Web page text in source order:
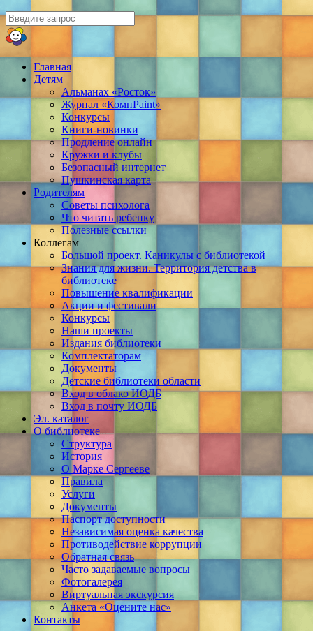
Главная
Детям
Альманах «Росток»
Журнал «КомпPaint»
Конкурсы
Книги-новинки
Продление онлайн
Кружки и клубы
Безопасный интернет
Пушкинская карта
Родителям
Советы психолога
Что читать ребенку
Полезные ссылки
Коллегам
Большой проект. Каникулы с библиотекой
Знания для жизни. Территория детства в
библиотеке
Повышение квалификации
Акции и фестивали
Конкурсы
Наши проекты
Издания библиотеки
Комплектаторам
Документы
Детские библиотеки области
Вход в облако ИОДБ
Вход в почту ИОДБ
Эл. каталог
О библиотеке
Структура
История
О Марке Сергееве
Правила
Услуги
Документы
Паспорт доступности
Независимая оценка качества
Противодействие коррупции
Обратная связь
Часто задаваемые вопросы
Фотогалерея
Виртуальная экскурсия
Анкета «Оцените нас»
Контакты